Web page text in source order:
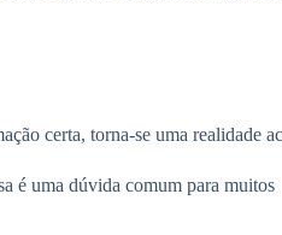
certa, torna-se uma realidade
é uma dúvida comum para muitos